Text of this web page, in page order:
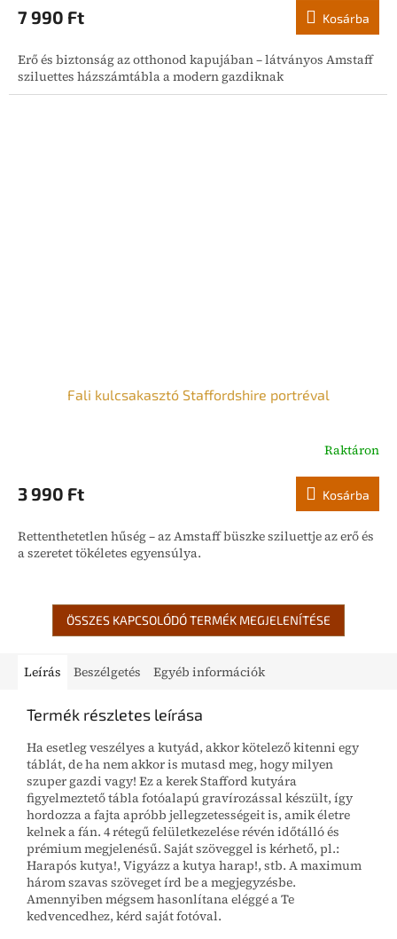
átlagos
értékelése
ből
5,0
csillag.
7 990 Ft Kosárba
Erő és biztonság az otthonod kapujában – látványos Amstaff
sziluettes házszámtábla a modern gazdiknak
Fali kulcsakasztó Staffordshire portréval
Raktáron
3 990 Ft Kosárba
Rettenthetetlen hűség – az Amstaff büszke sziluettje az erő és
a szeretet tökéletes egyensúlya.
ÖSSZES KAPCSOLÓDÓ TERMÉK MEGJELENÍTÉSE
Leírás Beszélgetés Egyéb információk
Termék részletes leírása
Ha esetleg veszélyes a kutyád, akkor kötelező kitenni egy
táblát, de ha nem akkor is mutasd meg, hogy milyen
szuper gazdi vagy! Ez a kerek Stafford kutyára
figyelmeztető tábla fotóalapú gravírozással készült, így
hordozza a fajta apróbb jellegzetességeit is, amik életre
kelnek a fán. 4 rétegű felületkezelése révén időtálló és
prémium megjelenésű. Saját szöveggel is kérhető, pl.:
Harapós kutya!, Vigyázz a kutya harap!, stb. A maximum
három szavas szöveget írd be a megjegyzésbe.
Amennyiben mégsem hasonlítana eléggé a Te
kedvencedhez, kérd saját fotóval.